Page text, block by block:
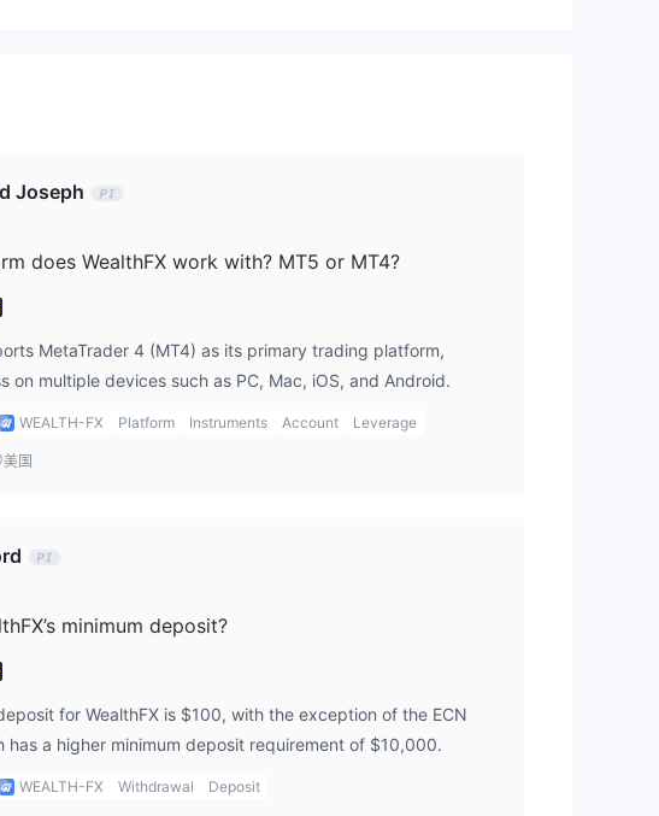
的1.5点。
机、台式电脑和
存款金额为
Joseph
does WealthFX work with? MT5 or MT4?
MetaTrader 4 (MT4) as its primary trading platform,
on multiple devices such as PC, Mac, iOS, and Android.
WEALTH-FX Platform Instruments Account Leverage
美国
minimum deposit?
for WealthFX is $100, with the exception of the ECN
has a higher minimum deposit requirement of $10,000.
WEALTH-FX Withdrawal Deposit